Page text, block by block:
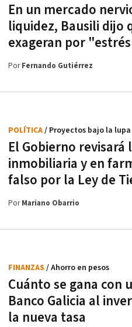
En un mercado
liquidez, Bausili dijo
exageran por
PorFernando Gutiérrez
El Gobierno
inmobiliaria y en
falso por la Ley de
POLÍTICA/ Proyectos bajo la lupa
PorMariano Obarrio
Cuánto se gana con
Banco Galicia al
la nueva tasa
FINANZAS / Ahorro en pesos